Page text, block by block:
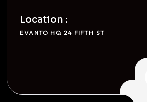
Location :
EVANTO HQ 24 FIFTH ST